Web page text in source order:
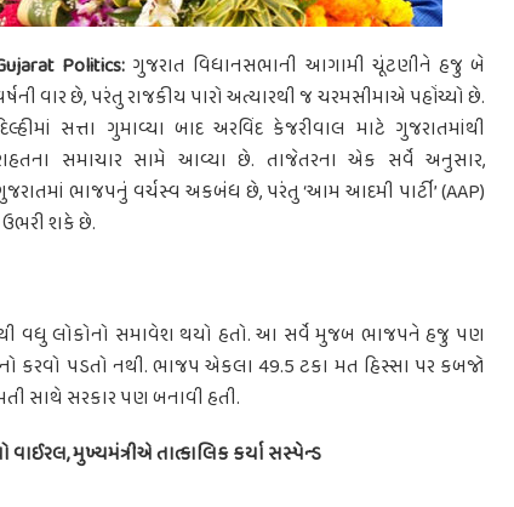
Politics: ગુજરાત વિધાનસભાની આગામી ચૂંટણીને હજુ બે
વાર છે, પરંતુ રાજકીય પારો અત્યારથી જ ચરમસીમાએ પહોંચ્યો છે.
સત્તા ગુમાવ્યા બાદ અરવિંદ કેજરીવાલ માટે ગુજરાતમાંથી
સમાચાર સામે આવ્યા છે. તાજેતરના એક સર્વે અનુસાર,
ભાજપનું વર્ચસ્વ અકબંધ છે, પરંતુ ‘આમ આદમી પાર્ટી’ (AAP)
ઉભરી શકે છે.
વધુ લોકોનો સમાવેશ થયો હતો. આ સર્વે મુજબ ભાજપને હજુ પણ
કરવો પડતો નથી. ભાજપ એકલા 49.5 ટકા મત હિસ્સા પર કબજો
સાથે સરકાર પણ બનાવી હતી.
મુખ્યમંત્રીએ તાત્કાલિક કર્યા સસ્પેન્ડ